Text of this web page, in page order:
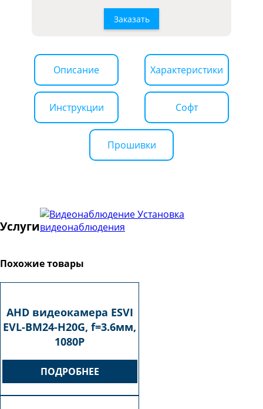
Заказать
Описание Характеристики
Инструкции Софт
Прошивки
Услуги
Установка
видеонаблюдения
Похожие товары
AHD видеокамера ESVI
EVL-BM24-H20G, f=3.6мм,
1080P
ПОДРОБНЕЕ